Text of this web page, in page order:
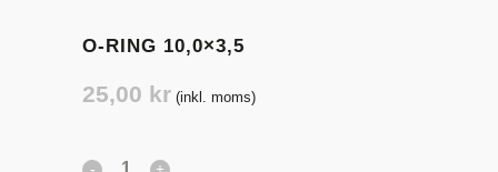
O-RING 10,0×3,5
25,00 kr (inkl. moms)